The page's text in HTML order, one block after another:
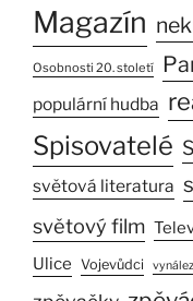
Magazín
Osobnosti 20. století
populární hudba
Spisovatelé
světová literatura
světový film
Ulice Vojevůdci